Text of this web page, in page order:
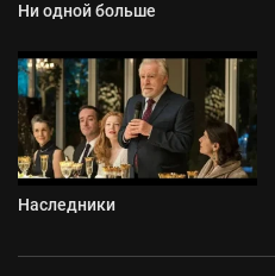
Ни одной больше
Наследники